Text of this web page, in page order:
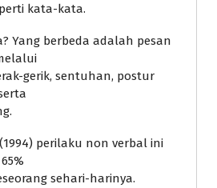
kata-kata.
Yang berbeda adalah pesan
gerik, sentuhan, postur
perilaku non verbal ini
sehari-harinya.